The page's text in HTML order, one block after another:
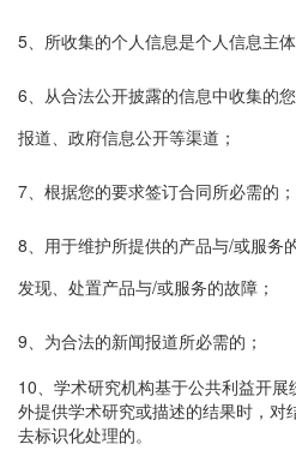
5、所收集的个人信息是个人信息主
6、从合法公开披露的信息中收集的
报道、政府信息公开等渠道；
7、根据您的要求签订合同所必需的；
8、用于维护所提供的产品与/或服务
发现、处置产品与/或服务的故障；
9、为合法的新闻报道所必需的；
10、学术研究机构基于公共利益开
外提供学术研究或描述的结果时，对
去标识化处理的。